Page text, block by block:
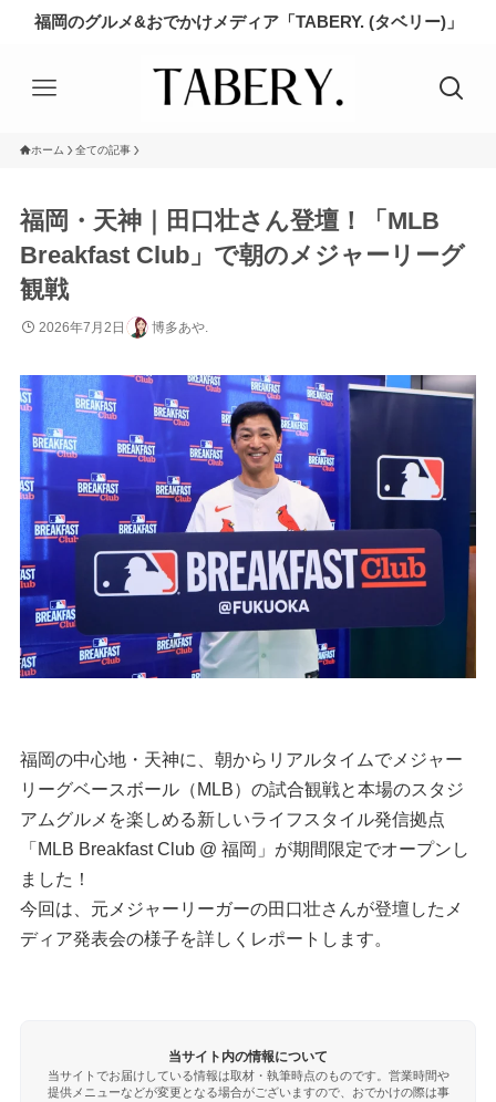
福岡のグルメ&おでかけメディア「TABERY. (タベリー)」
ホーム 全ての記事
福岡・天神｜田口壮さん登壇！「MLB
Breakfast Club」で朝のメジャーリーグ
観戦
2026年7月2日 博多あや.
福岡の中心地・天神に、朝からリアルタイムでメジャー
リーグベースボール（MLB）の試合観戦と本場のスタジ
アムグルメを楽しめる新しいライフスタイル発信拠点
「MLB Breakfast Club @ 福岡」が期間限定でオープンし
ました！
今回は、元メジャーリーガーの田口壮さんが登壇したメ
ディア発表会の様子を詳しくレポートします。
当サイト内の情報について
当サイトでお届けしている情報は取材・執筆時点のものです。営業時間や
提供メニューなどが変更となる場合がございますので、おでかけの際は事